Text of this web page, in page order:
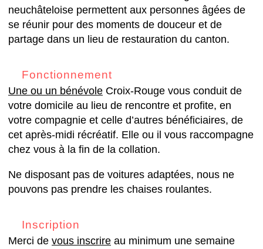
neuchâteloise permettent aux personnes âgées de
se réunir pour des moments de douceur et de
partage dans un lieu de restauration du canton.
Fonctionnement
Une ou un bénévole Croix-Rouge vous conduit de
votre domicile au lieu de rencontre et profite, en
votre compagnie et celle d’autres bénéficiaires, de
cet après-midi récréatif. Elle ou il vous raccompagne
chez vous à la fin de la collation.
Ne disposant pas de voitures adaptées, nous ne
pouvons pas prendre les chaises roulantes.
Inscription
Merci de vous inscrire au minimum une semaine